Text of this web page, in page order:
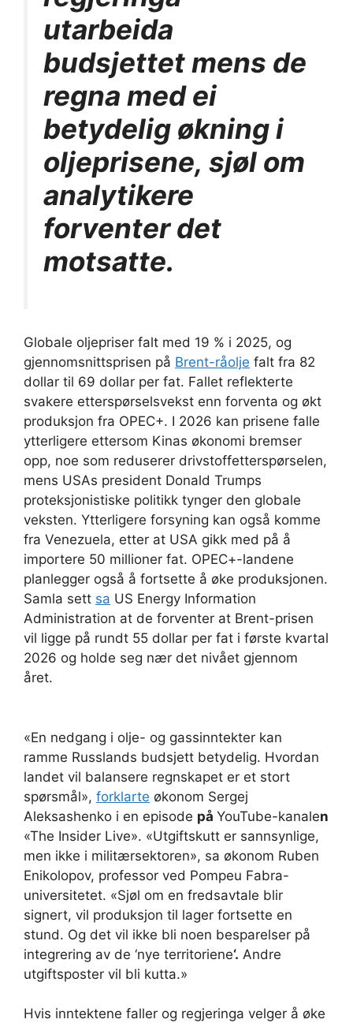
utarbeida
budsjettet mens de
regna med ei
betydelig økning i
oljeprisene, sjøl om
analytikere
forventer det
motsatte.
Globale oljepriser falt med 19 % i 2025, og
gjennomsnittsprisen på Brent-råolje falt fra 82
dollar til 69 dollar per fat. Fallet reflekterte
svakere etterspørselsvekst enn forventa og økt
produksjon fra OPEC+. I 2026 kan prisene falle
ytterligere ettersom Kinas økonomi bremser
opp, noe som reduserer drivstoffetterspørselen,
mens USAs president Donald Trumps
proteksjonistiske politikk tynger den globale
veksten. Ytterligere forsyning kan også komme
fra Venezuela, etter at USA gikk med på å
importere 50 millioner fat. OPEC+-landene
planlegger også å fortsette å øke produksjonen.
Samla sett sa US Energy Information
Administration at de forventer at Brent-prisen
vil ligge på rundt 55 dollar per fat i første kvartal
2026 og holde seg nær det nivået gjennom
året.
«En nedgang i olje- og gassinntekter kan
ramme Russlands budsjett betydelig. Hvordan
landet vil balansere regnskapet er et stort
spørsmål», forklarte økonom Sergej
Aleksashenko i en episode på YouTube-kanalen
«The Insider Live». «Utgiftskutt er sannsynlige,
men ikke i militærsektoren», sa økonom Ruben
Enikolopov, professor ved Pompeu Fabra-
universitetet. «Sjøl om en fredsavtale blir
signert, vil produksjon til lager fortsette en
stund. Og det vil ikke bli noen besparelser på
integrering av de ‘nye territoriene‘. Andre
utgiftsposter vil bli kutta.»
Hvis inntektene faller og regjeringa velger å øke